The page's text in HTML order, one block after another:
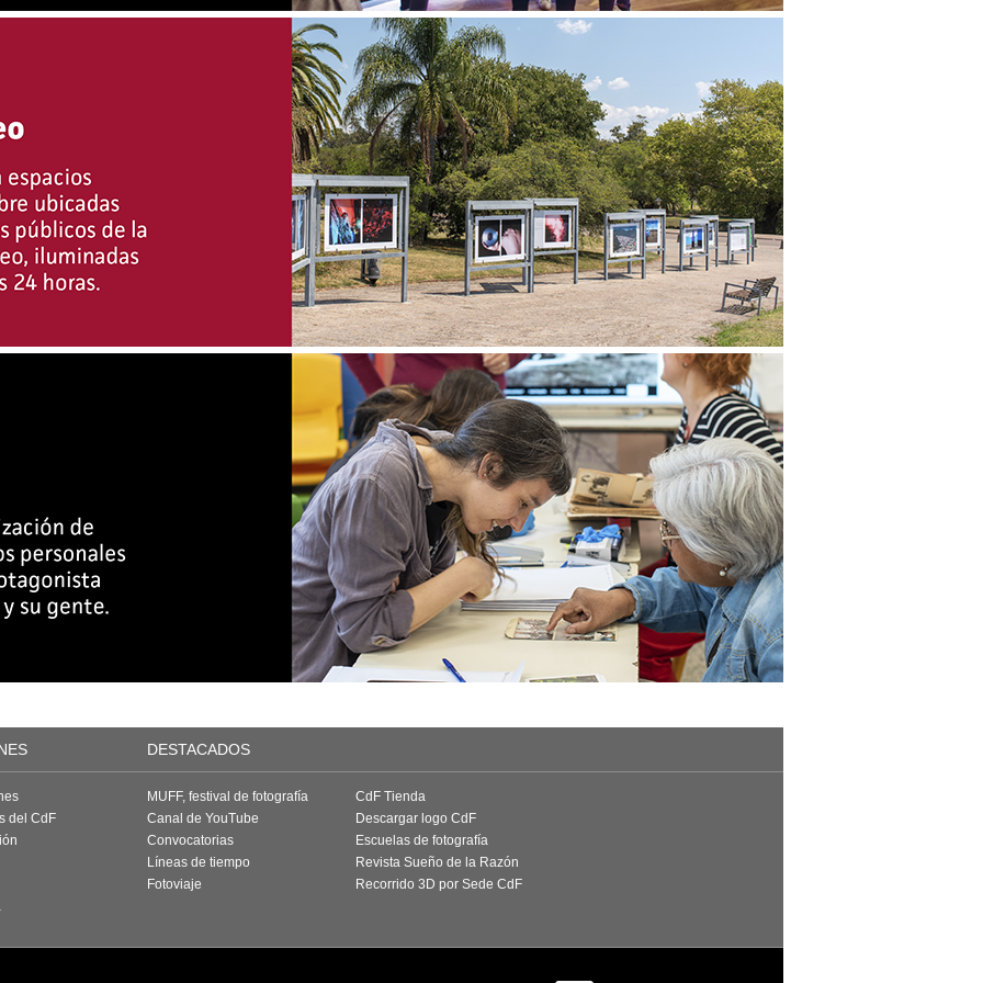
DESTACADOS
del CdF
MUFF, festival de fotografía
Canal de YouTube
Convocatorias
Líneas de tiempo
Fotoviaje
CdF Tienda
Descargar logo CdF
Escuelas de fotografía
Revista Sueño de la Razón
Recorrido 3D por Sede CdF